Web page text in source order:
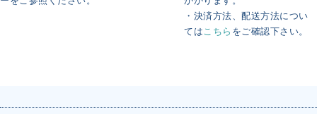
・決済方法、配送方法につい
てはこちら をご確認下さい。